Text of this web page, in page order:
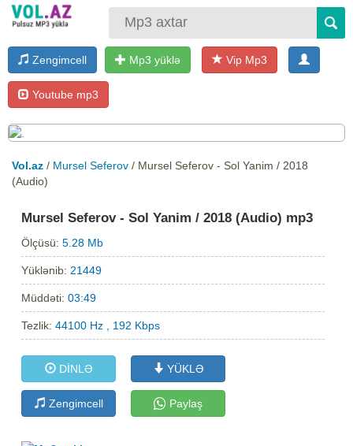
Zengimcell Mp3 yüklə Vip Mp3
Youtube mp3
Vol.az / Mursel Seferov / Mursel Seferov - Sol Yanim / 2018
(Audio)
Mursel Seferov - Sol Yanim / 2018 (Audio) mp3
Ölçüsü:5.28 Mb
Yüklənib: 21449
Müddəti:03:49
Tezlik:44100 Hz , 192 Kbps
DİNLƏ YÜKLƏ
Zengimcell Paylaş